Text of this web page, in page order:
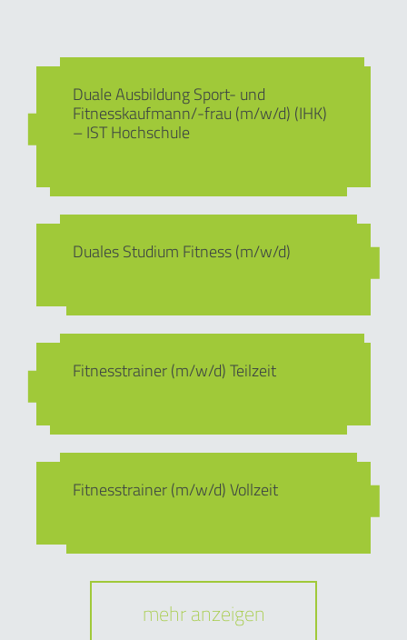
Duale Ausbildung Sport- und
Fitnesskaufmann/-frau (m/w/d) (IHK)
– IST Hochschule
Duales Studium Fitness (m/w/d)
Fitnesstrainer (m/w/d) Teilzeit
Fitnesstrainer (m/w/d) Vollzeit
mehr anzeigen